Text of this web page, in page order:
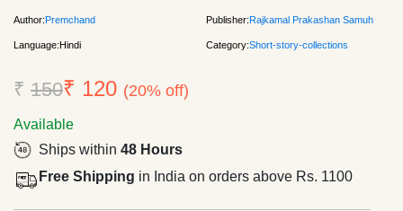
Author:Premchand Publisher:Rajkamal Prakashan Samuh
Language:Hindi Category:Short-story-collections
₹ 150₹ 120 (20% off)
Available
Ships within 48 Hours
Free Shipping in India on orders above Rs. 1100